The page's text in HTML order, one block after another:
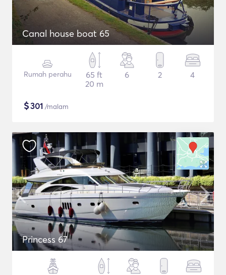
Canal house boat 65
Rumah perahu
65 ft
20 m
6 2 4
$301 /malam
Princess 67